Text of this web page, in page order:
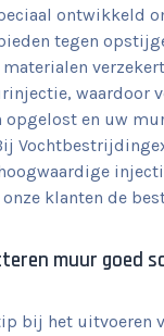
ontwikkeld
tegen
waardoor
en uw
onze klanten de
muur goed
bij het uitvoeren